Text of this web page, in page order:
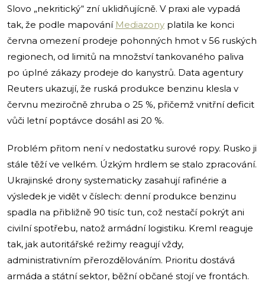
Slovo „nekritický“ zní uklidňujícně. V praxi ale vypadá
tak, že podle mapování Mediazony platila ke konci
června omezení prodeje pohonných hmot v 56 ruských
regionech, od limitů na množství tankovaného paliva
po úplné zákazy prodeje do kanystrů. Data agentury
Reuters ukazují, že ruská produkce benzinu klesla v
červnu meziročně zhruba o 25 %, přičemž vnitřní deficit
vůči letní poptávce dosáhl asi 20 %.
Problém přitom není v nedostatku surové ropy. Rusko ji
stále těží ve velkém. Úzkým hrdlem se stalo zpracování.
Ukrajinské drony systematicky zasahují rafinérie a
výsledek je vidět v číslech: denní produkce benzinu
spadla na přibližně 90 tisíc tun, což nestačí pokrýt ani
civilní spotřebu, natož armádní logistiku. Kreml reaguje
tak, jak autoritářské režimy reagují vždy,
administrativním přerozdělováním. Prioritu dostává
armáda a státní sektor, běžní občané stojí ve frontách.